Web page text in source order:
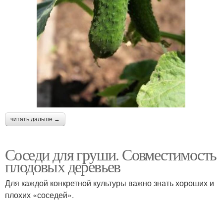
читать дальше →
Соседи для груши. Совместимость
плодовых деревьев
Для каждой конкретной культуры важно знать хороших и
плохих «соседей».